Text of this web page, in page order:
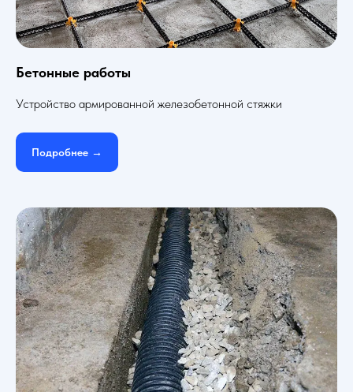
Бетонные работы
Устройство армированной железобетонной стяжки
Подробнее →